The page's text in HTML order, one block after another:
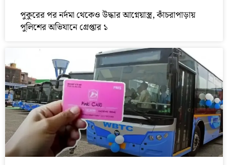
পুকুরের পর নর্দমা থেকেও উদ্ধার আগ্নেয়াস্ত্র, কাঁচরাপাড়ায়
পুলিশের অভিযানে গ্রেপ্তার ১